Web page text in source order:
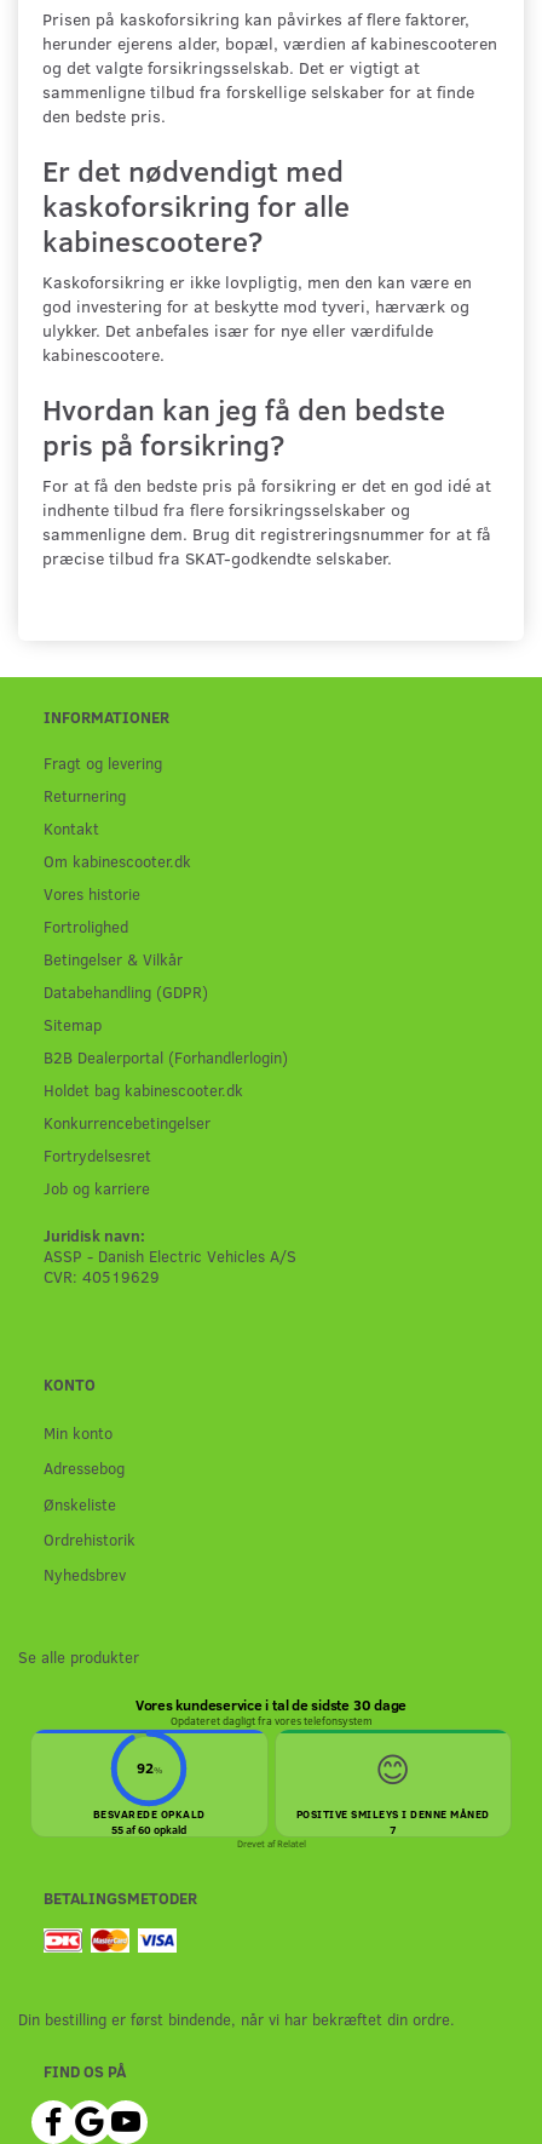
Prisen på kaskoforsikring kan påvirkes af flere faktorer,
herunder ejerens alder, bopæl, værdien af kabinescooteren
og det valgte forsikringsselskab. Det er vigtigt at
sammenligne tilbud fra forskellige selskaber for at finde
den bedste pris.
Er det nødvendigt med
kaskoforsikring for alle
kabinescootere?
Kaskoforsikring er ikke lovpligtig, men den kan være en
god investering for at beskytte mod tyveri, hærværk og
ulykker. Det anbefales især for nye eller værdifulde
kabinescootere.
Hvordan kan jeg få den bedste
pris på forsikring?
For at få den bedste pris på forsikring er det en god idé at
indhente tilbud fra flere forsikringsselskaber og
sammenligne dem. Brug dit registreringsnummer for at få
præcise tilbud fra SKAT-godkendte selskaber.
INFORMATIONER
Fragt og levering
Returnering
Kontakt
Om kabinescooter.dk
Vores historie
Fortrolighed
Betingelser & Vilkår
Databehandling (GDPR)
Sitemap
B2B Dealerportal (Forhandlerlogin)
Holdet bag kabinescooter.dk
Konkurrencebetingelser
Fortrydelsesret
Job og karriere
Juridisk navn:
ASSP - Danish Electric Vehicles A/S
CVR: 40519629
KONTO
Min konto
Adressebog
Ønskeliste
Ordrehistorik
Nyhedsbrev
Se alle produkter
Vores kundeservice i tal de sidste 30 dage
Opdateret dagligt fra vores telefonsystem
92%
BESVAREDE OPKALD
55 af 60 opkald
😊
POSITIVE SMILEYS I DENNE MÅNED
7
Drevet afRelatel
BETALINGSMETODER
Din bestilling er først bindende, når vi har bekræftet din ordre.
FIND OS PÅ